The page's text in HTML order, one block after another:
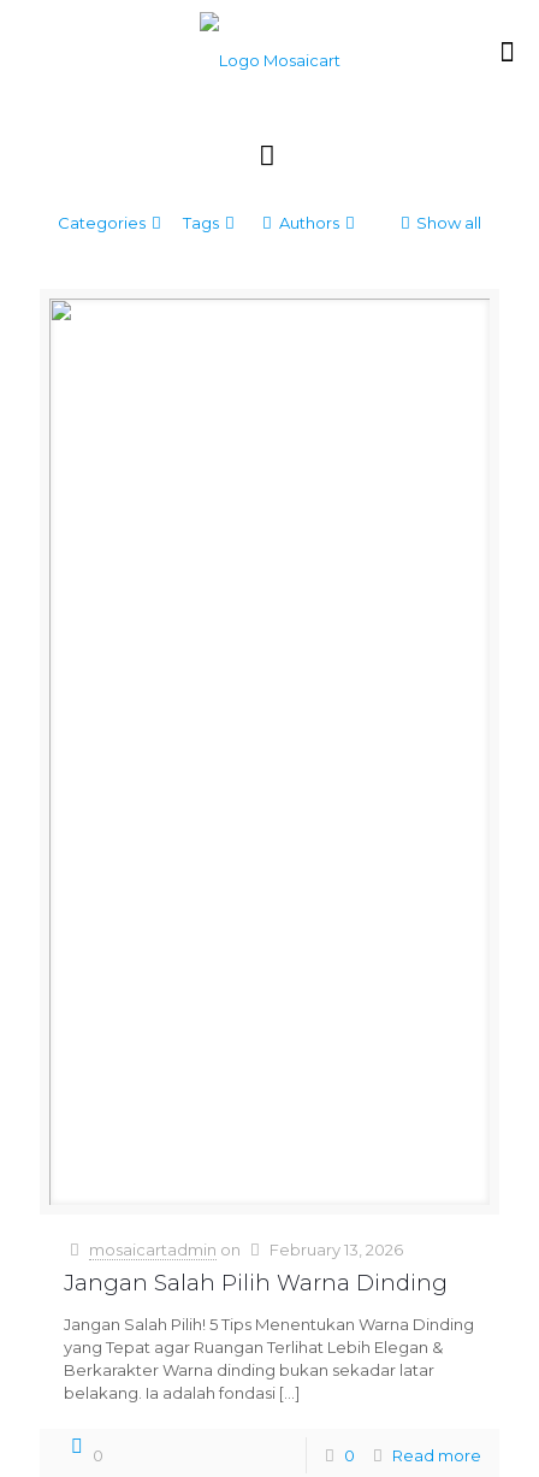
Categories Tags Authors Show all
mosaicartadmin on February 13, 2026
Jangan Salah Pilih Warna Dinding
Jangan Salah Pilih! 5 Tips Menentukan Warna Dinding
yang Tepat agar Ruangan Terlihat Lebih Elegan &
Berkarakter Warna dinding bukan sekadar latar
belakang. Ia adalah fondasi […]
0 0 Read more